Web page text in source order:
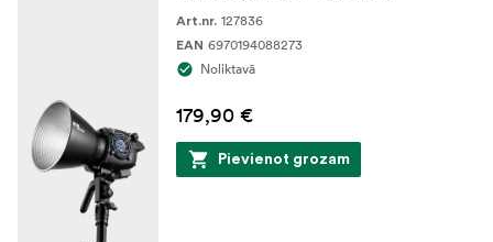
Art.nr. 127836
EAN 6970194088273
Noliktavā
179,90 €
Pievienot grozam